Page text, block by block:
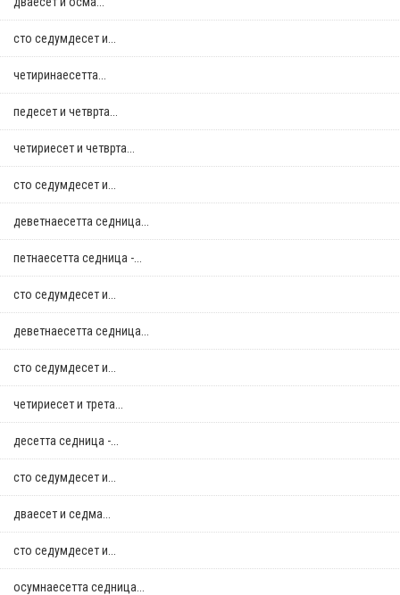
сто седумдесет и...
четиринаесетта...
педесет и четврта...
четириесет и четврта...
сто седумдесет и...
деветнаесетта седница...
петнаесетта седница -...
сто седумдесет и...
деветнаесетта седница...
сто седумдесет и...
четириесет и трета...
десетта седница -...
сто седумдесет и...
дваесет и седма...
сто седумдесет и...
осумнaесетта седница...